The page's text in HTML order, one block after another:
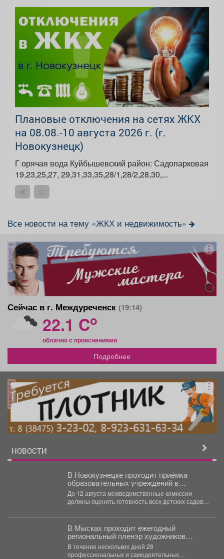
Плановые отключения на сетях ЖКХ
на 08.08.-10 августа 2026 г. (г.
Новокузнецк)
Г орячая вода Куйбышевский район: Садопарковая
19,23,25,27, 29,31,33,35,28/1,28/2,28,30,...
Все новости на тему «ЖКХ и недвижимость»
реклама
Сейчас в г. Междуреченск (19:14)
22.1 Co
облачно с прояснениями
Подробнее
реклама
НОВОСТИ
В Новокузнецке проходит приёмка
образовательных учреждений в
преддверии нового учебного года.
До 12 августа межведомственные комиссии
должны оценить готовность всех детских садов,
В Мысках проходит ежегодный
региональный пленэр художников
«Легенды Горной Шории».
В течение нескольких дней 28
профессиональных и самодеятельных